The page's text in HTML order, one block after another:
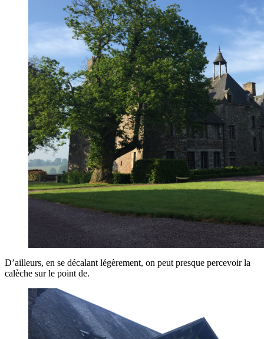
D’ailleurs, en se décalant légèrement, on peut presque percevoir la
calèche sur le point de.